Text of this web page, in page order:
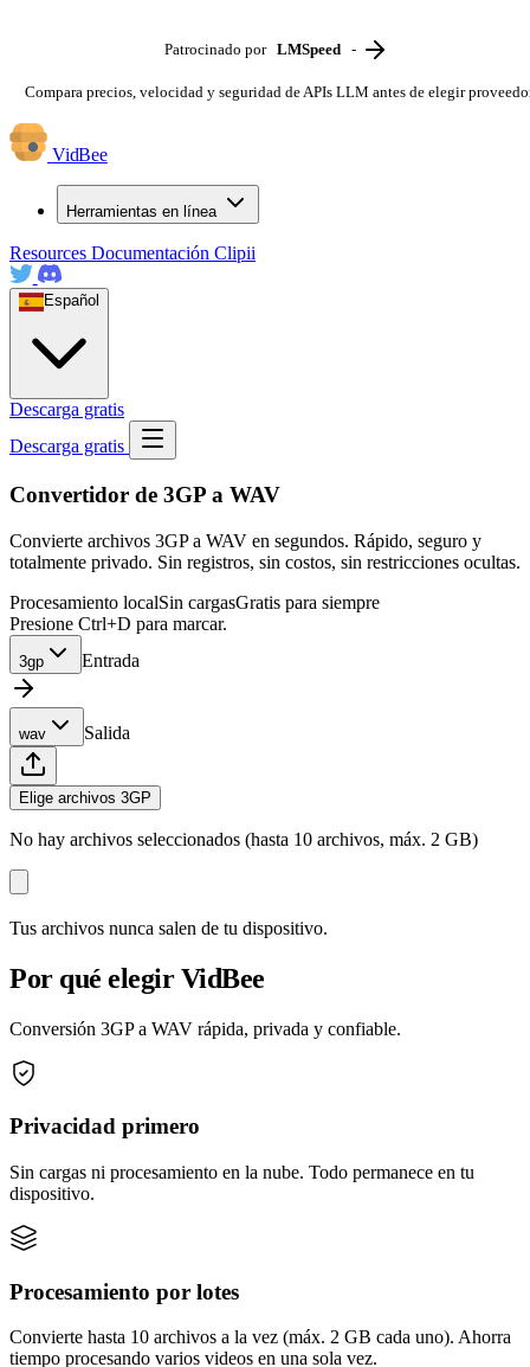
Patrocinado por LMSpeed -
Compara precios, velocidad y seguridad de APIs LLM antes de elegir
VidBee
Herramientas en línea
Resources Documentación Clipii
Español
Descarga gratis
Descarga gratis
Convertidor de 3GP a WAV
Convierte archivos 3GP a WAV en segundos. Rápido, seguro y
totalmente privado. Sin registros, sin costos, sin restricciones ocultas.
Procesamiento localSin cargasGratis para siempre
Presione Ctrl+D para marcar.
3gp Entrada
wav Salida
Elige archivos 3GP
No hay archivos seleccionados (hasta 10 archivos, máx. 2 GB)
Tus archivos nunca salen de tu dispositivo.
Por qué elegir VidBee
Conversión 3GP a WAV rápida, privada y confiable.
Privacidad primero
Sin cargas ni procesamiento en la nube. Todo permanece en tu
dispositivo.
Procesamiento por lotes
Convierte hasta 10 archivos a la vez (máx. 2 GB cada uno). Ahorra
tiempo procesando varios videos en una sola vez.